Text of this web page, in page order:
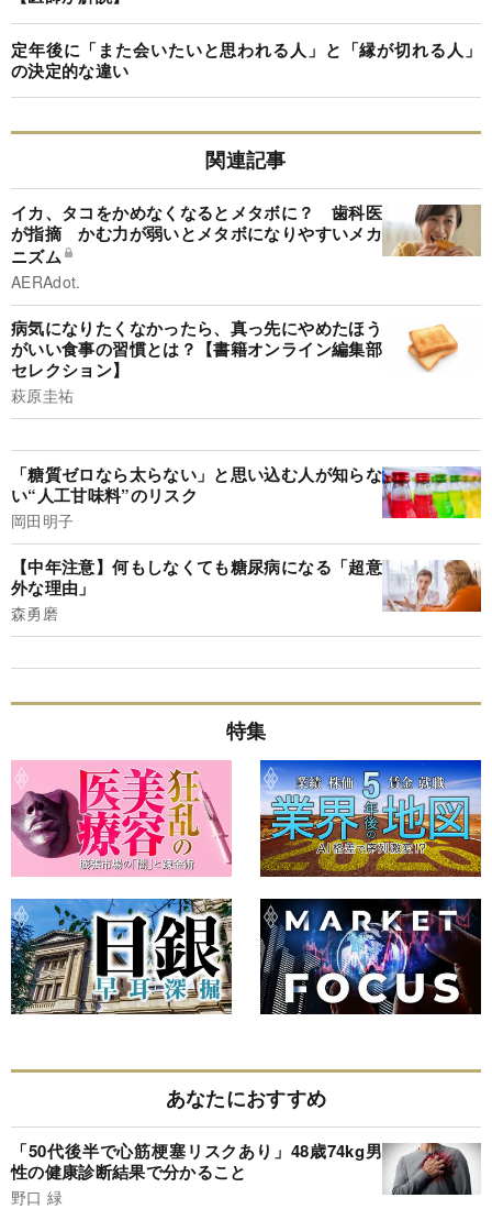
定年後に「また会いたいと思われる人」と「縁が切れる人」
の決定的な違い
関連記事
イカ、タコをかめなくなるとメタボに？ 歯科医
が指摘 かむ力が弱いとメタボになりやすいメカ
ニズム
AERAdot.
病気になりたくなかったら、真っ先にやめたほう
がいい食事の習慣とは？【書籍オンライン編集部
セレクション】
萩原圭祐
「糖質ゼロなら太らない」と思い込む人が知らな
い“人工甘味料”のリスク
岡田明子
【中年注意】何もしなくても糖尿病になる「超意
外な理由」
森勇磨
特集
あなたにおすすめ
「50代後半で心筋梗塞リスクあり」48歳74kg男
性の健康診断結果で分かること
野口 緑